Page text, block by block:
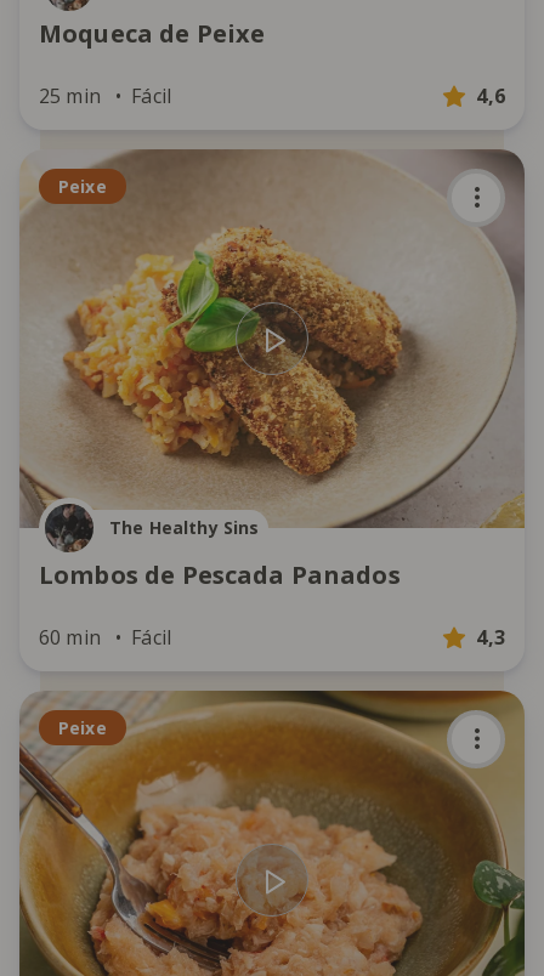
Moqueca de Peixe
25 min Fácil 4,6
Peixe
The Healthy Sins
Lombos de Pescada Panados
60 min Fácil 4,3
Peixe